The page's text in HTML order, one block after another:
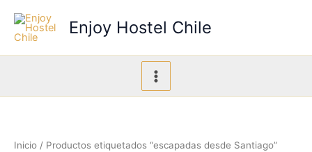
contenido
Enjoy Hostel Chile
Inicio / Productos etiquetados “escapadas desde Santiago”